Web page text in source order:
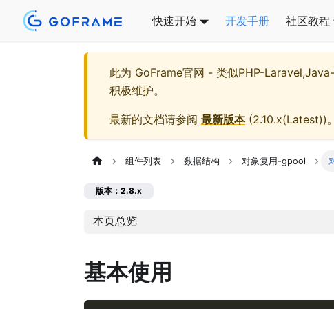
快速开始 开发手册 社区教程
此为 GoFrame官网 - 类似PHP-
积极维护。
最新的文档请参阅 最新版本(2.10.x(Latest))。
组件列表 数据结构 对象复用-gpool
版本：2.8.x
本页总览
基本使用